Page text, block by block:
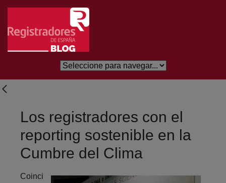
Skip to Main Content
Los registradores con el
reporting sostenible en la
Cumbre del Clima
Coinci